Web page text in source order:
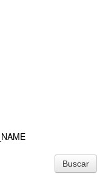
Buscar